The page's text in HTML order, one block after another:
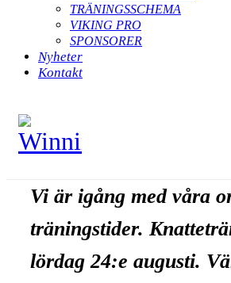
TRÄNINGSSCHEMA
VIKING PRO
SPONSORER
Nyheter
Kontakt
Vi är igång med våra
träningstider.
lördag 24:e augusti.